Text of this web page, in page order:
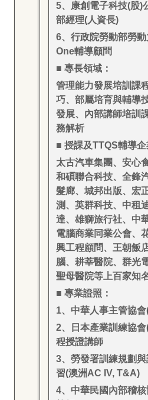
5、康創電子科技(股)
部經理(人資長)
6、行政院勞動部勞
One輔導顧問
■ 專長領域：
管理能力發展培訓課
巧、部屬培育與輔導
發展、內部講師培訓
務解析
■ 授課及TTQS輔導企
太古汽車集團、安心
和碩聯合科技、全鋒
髮廊、城邦出版、宏
測、英群科技、中租
達、雄獅旅行社、中
電腦商業同業公會、
興工程顧問、王朝飯
腦、耕莘醫院、群光
聖母醫院等上百家知
■ 專業證照：
1、中華人事主管協
2、日本產業訓練協
程授證講師
3、勞發署訓練規劃
習(澳洲AC IV, T&A)
4、中華民國內部稽